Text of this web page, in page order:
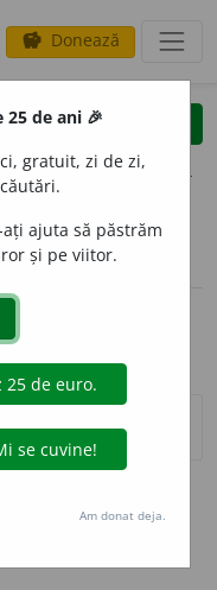
savings Donează
clear
opțiuni
de ani 🎉
gratuit, zi de zi,
ajuta să păstrăm
și pe viitor.
Am donat deja.